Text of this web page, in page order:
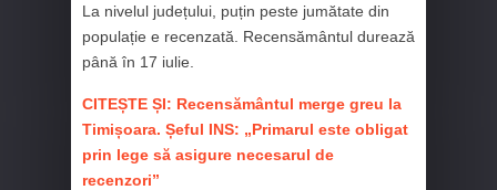
La nivelul județului, puțin peste jumătate din
populație e recenzată. Recensământul durează
până în 17 iulie.
CITEȘTE ȘI: Recensământul merge greu la
Timișoara. Șeful INS: „Primarul este obligat
prin lege să asigure necesarul de
recenzori”